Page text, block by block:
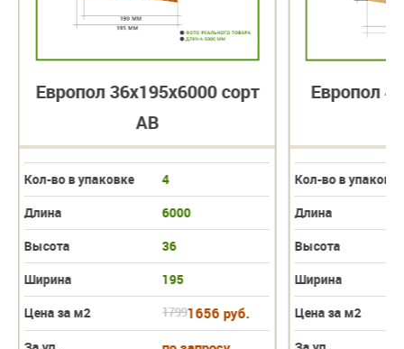
Европол 36х195х6000 сорт
АВ
Кол-во в упаковке
4
Длина
6000
Высота
36
Ширина
195
Цена за м2
17991656 руб.
Европол
Кол-во в упаковке
Длина
Высота
Ширина
Цена за м2